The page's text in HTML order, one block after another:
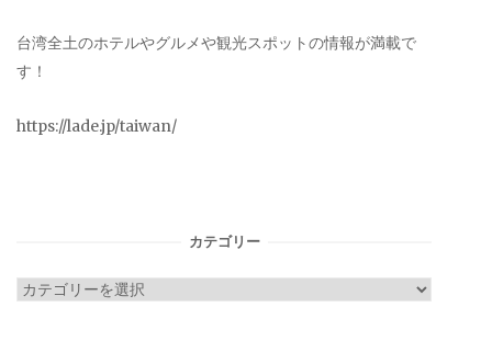
台湾全土のホテルやグルメや観光スポットの情報が満載で
す！
https://lade.jp/taiwan/
カテゴリー
カ